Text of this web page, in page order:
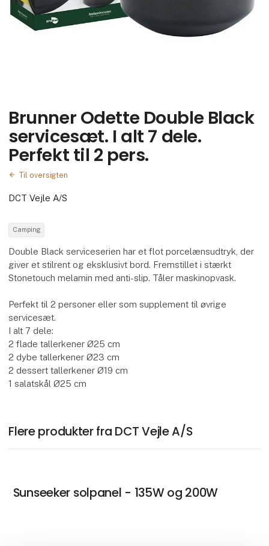
Brunner Odette Double Black
servicesæt. I alt 7 dele.
Perfekt til 2 pers.
Til oversigten
DCT Vejle A/S
Camping
Double Black serviceserien har et flot porcelænsudtryk, der
giver et stilrent og eksklusivt bord. Fremstillet i stærkt
Stonetouch melamin med anti-slip. Tåler maskinopvask.
Perfekt til 2 personer eller som supplement til øvrige
servicesæt.
I alt 7 dele:
2 flade tallerkener Ø25 cm
2 dybe tallerkener Ø23 cm
2 dessert tallerkener Ø19 cm
1 salatskål Ø25 cm
Flere produkter fra DCT Vejle A/S
Sunseeker solpanel - 135W og 200W